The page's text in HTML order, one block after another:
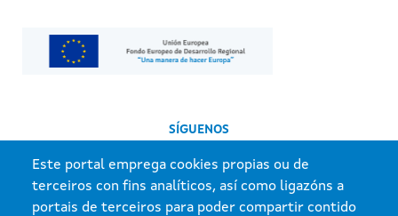
Este portal emprega cookies propias ou de
terceiros con fins analíticos, así como ligazóns a
portais de terceiros para poder compartir contido
SÍGUENOS